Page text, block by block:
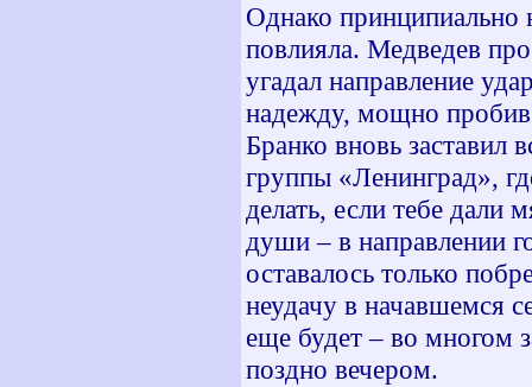
Однако принципиально
повлияла. Медведев
угадал направление
надежду, мощно
Бранко вновь заставил
группы «Ленинград»,
делать, если тебе дали
души – в направлении
оставалось только
неудачу в начавшемся
еще будет – во многом
поздно вечером.